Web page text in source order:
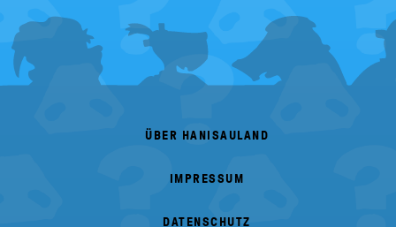
FOOTER
MENU
ÜBER HANISAULAND
IMPRESSUM
DATENSCHUTZ